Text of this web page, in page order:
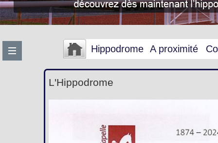
Hippodrome A proximité
L'Hippodrome